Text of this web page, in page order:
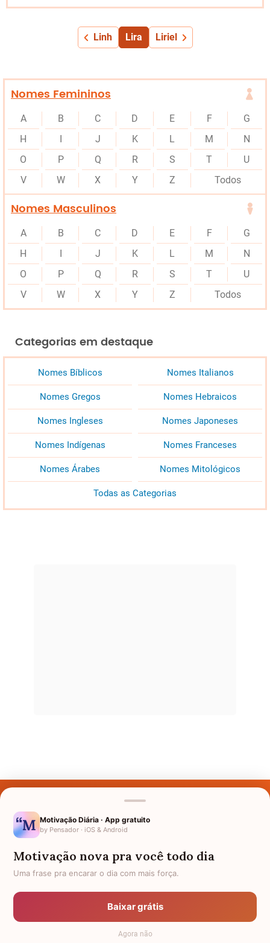
Linh Lira Liriel
Nomes Femininos
A B C D E F
G
H
I J K L M
N
O
P Q R S T
U
V
W X Y Z Todos
Nomes Masculinos
A B C D E F
G
H
I J K L M
N
O
P Q R S T
U
V
W X Y Z Todos
Categorias em destaque
Nomes Bíblicos Nomes Italianos
Nomes Gregos Nomes Hebraicos
Nomes Ingleses Nomes Japoneses
Nomes Indígenas Nomes Franceses
Nomes Árabes Nomes Mitológicos
Todas as Categorias
Nomes pelo Mundo
Política de Privacidade
Anuncie
Termos de Uso
Motivação Diária · App gratuito
by Pensador · iOS & Android
Motivação nova pra você todo dia
Uma frase pra encarar o dia com mais força.
Baixar grátis
Agora não